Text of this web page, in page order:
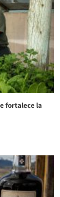
fortalece la